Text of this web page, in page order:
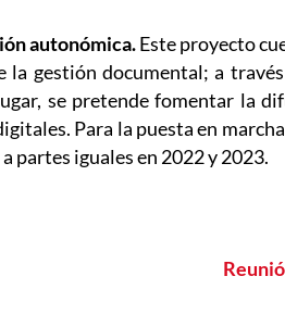
autonómica.Este proyecto
gestión documental; a
se pretende fomentar la
Para la puesta en
partes iguales en 2022 y 2023.